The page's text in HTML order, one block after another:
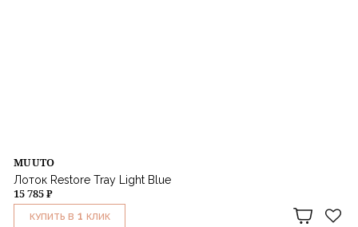
MUUTO
Лоток Restore Tray Light Blue
15 785 ₽
КУПИТЬ В 1 КЛИК